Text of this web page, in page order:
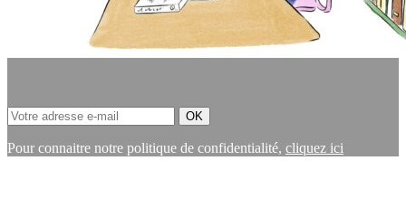
Pour connaitre notre politique de confidentialité, cliquez ici